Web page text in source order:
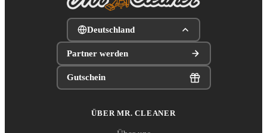
Deutschland
Partner werden
Gutschein
ÜBER MR. CLEANER